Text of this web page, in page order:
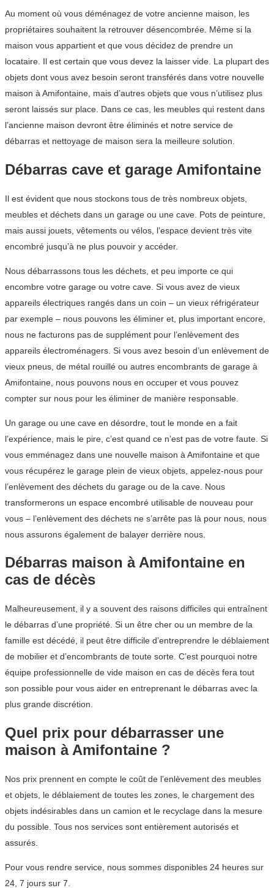
Au moment où vous déménagez de votre ancienne maison, les
propriétaires souhaitent la retrouver désencombrée. Même si la
maison vous appartient et que vous décidez de prendre un
locataire. Il est certain que vous devez la laisser vide. La plupart des
objets dont vous avez besoin seront transférés dans votre nouvelle
maison à Amifontaine, mais d’autres objets que vous n’utilisez plus
seront laissés sur place. Dans ce cas, les meubles qui restent dans
l’ancienne maison devront être éliminés et notre service de
débarras et nettoyage de maison sera la meilleure solution.
Débarras cave et garage Amifontaine
Il est évident que nous stockons tous de très nombreux objets,
meubles et déchets dans un garage ou une cave. Pots de peinture,
mais aussi jouets, vêtements ou vélos, l’espace devient très vite
encombré jusqu’à ne plus pouvoir y accéder.
Nous débarrassons tous les déchets, et peu importe ce qui
encombre votre garage ou votre cave. Si vous avez de vieux
appareils électriques rangés dans un coin – un vieux réfrigérateur
par exemple – nous pouvons les éliminer et, plus important encore,
nous ne facturons pas de supplément pour l’enlèvement des
appareils électroménagers. Si vous avez besoin d’un enlèvement de
vieux pneus, de métal rouillé ou autres encombrants de garage à
Amifontaine, nous pouvons nous en occuper et vous pouvez
compter sur nous pour les éliminer de manière responsable.
Un garage ou une cave en désordre, tout le monde en a fait
l’expérience, mais le pire, c’est quand ce n’est pas de votre faute. Si
vous emménagez dans une nouvelle maison à Amifontaine et que
vous récupérez le garage plein de vieux objets, appelez-nous pour
l’enlèvement des déchets du garage ou de la cave. Nous
transformerons un espace encombré utilisable de nouveau pour
vous – l’enlèvement des déchets ne s’arrête pas là pour nous, nous
nous assurons également de balayer derrière nous.
Débarras maison à Amifontaine en
cas de décès
Malheureusement, il y a souvent des raisons difficiles qui entraînent
le débarras d’une propriété. Si un être cher ou un membre de la
famille est décédé, il peut être difficile d’entreprendre le déblaiement
de mobilier et d’encombrants de toute sorte. C’est pourquoi notre
équipe professionnelle de vide maison en cas de décès fera tout
son possible pour vous aider en entreprenant le débarras avec la
plus grande discrétion.
Quel prix pour débarrasser une
maison à Amifontaine ?
Nos prix prennent en compte le coût de l’enlèvement des meubles
et objets, le déblaiement de toutes les zones, le chargement des
objets indésirables dans un camion et le recyclage dans la mesure
du possible. Tous nos services sont entièrement autorisés et
assurés.
Pour vous rendre service, nous sommes disponibles 24 heures sur
24, 7 jours sur 7.